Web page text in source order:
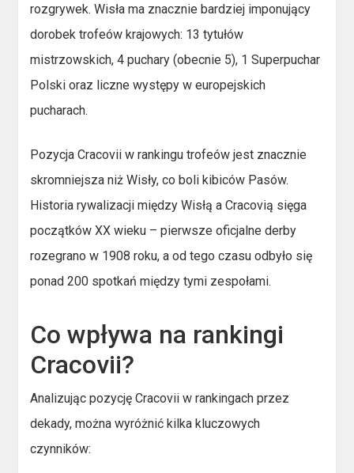
rozgrywek. Wisła ma znacznie bardziej imponujący
dorobek trofeów krajowych: 13 tytułów
mistrzowskich, 4 puchary (obecnie 5), 1 Superpuchar
Polski oraz liczne występy w europejskich
pucharach.
Pozycja Cracovii w rankingu trofeów jest znacznie
skromniejsza niż Wisły, co boli kibiców Pasów.
Historia rywalizacji między Wisłą a Cracovią sięga
początków XX wieku – pierwsze oficjalne derby
rozegrano w 1908 roku, a od tego czasu odbyło się
ponad 200 spotkań między tymi zespołami.
Co wpływa na rankingi
Cracovii?
Analizując pozycję Cracovii w rankingach przez
dekady, można wyróżnić kilka kluczowych
czynników: